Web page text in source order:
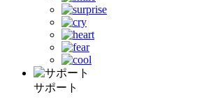
サポート